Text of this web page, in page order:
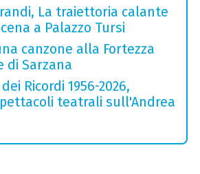
La traiettoria calante
a Palazzo Tursi
canzone alla Fortezza
di Sarzana
Ricordi 1956-2026,
teatrali sull'Andrea